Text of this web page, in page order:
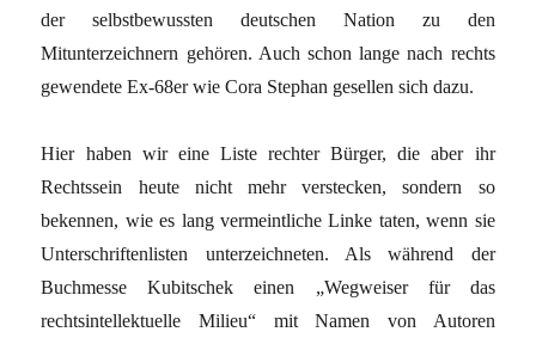
der selbstbewussten deutschen Nation zu den
Mitunterzeichnern gehören. Auch schon lange nach rechts
gewendete Ex-68er wie Cora Stephan gesellen sich dazu.
Hier haben wir eine Liste rechter Bürger, die aber ihr
Rechtssein heute nicht mehr verstecken, sondern so
bekennen, wie es lang vermeintliche Linke taten, wenn sie
Unterschriftenlisten unterzeichneten. Als während der
Buchmesse Kubitschek einen „Wegweiser für das
rechtsintellektuelle Milieu“ mit Namen von Autoren